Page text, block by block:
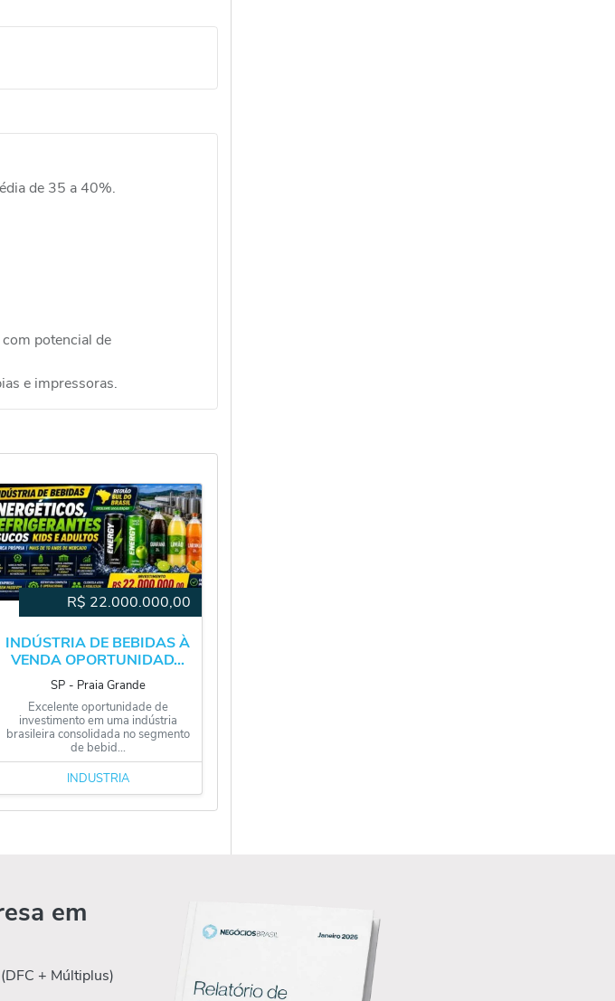
de 35 a 40%.
potencial de
e impressoras.
R$ 22.000.000,00
INDÚSTRIA DE BEBIDAS À
VENDA OPORTUNIDAD...
SP ‐ Praia Grande
Excelente oportunidade de
investimento em uma indústria
brasileira consolidada no segmento
de bebid...
INDÚSTRIA
em
+ Múltiplus)